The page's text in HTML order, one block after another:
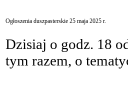
Ogłoszenia duszpasterskie 25 maja 2025 r.
Dzisiaj o godz. 18
tym razem, o